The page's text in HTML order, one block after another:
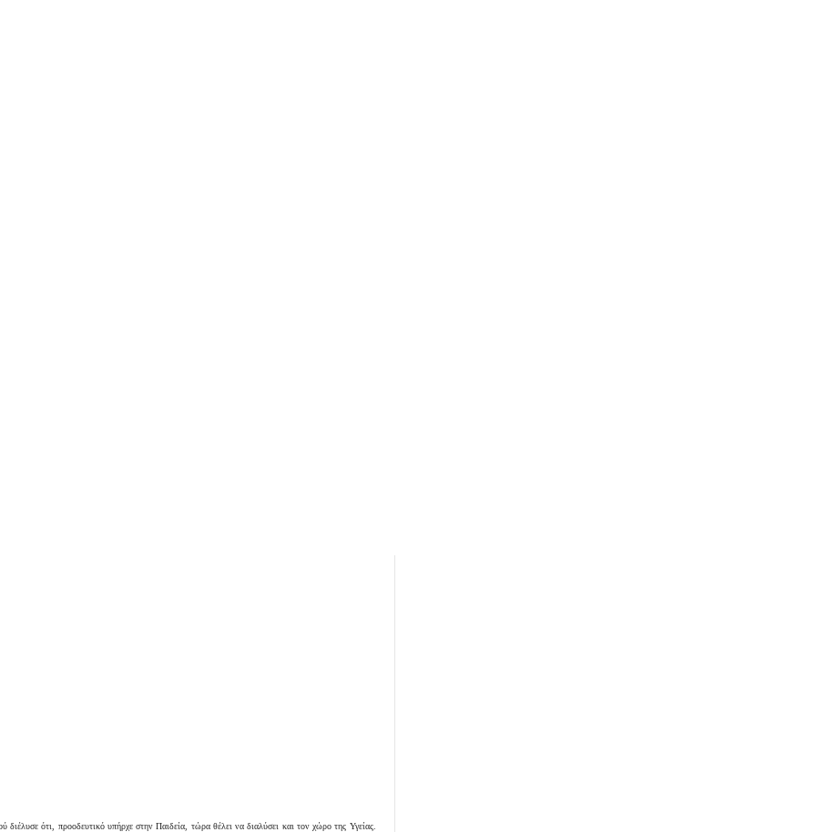
ότι, προοδευτικό υπήρχε στην Παιδεία, τώρα θέλει να διαλύσει και τον χώρο της Υγείας.